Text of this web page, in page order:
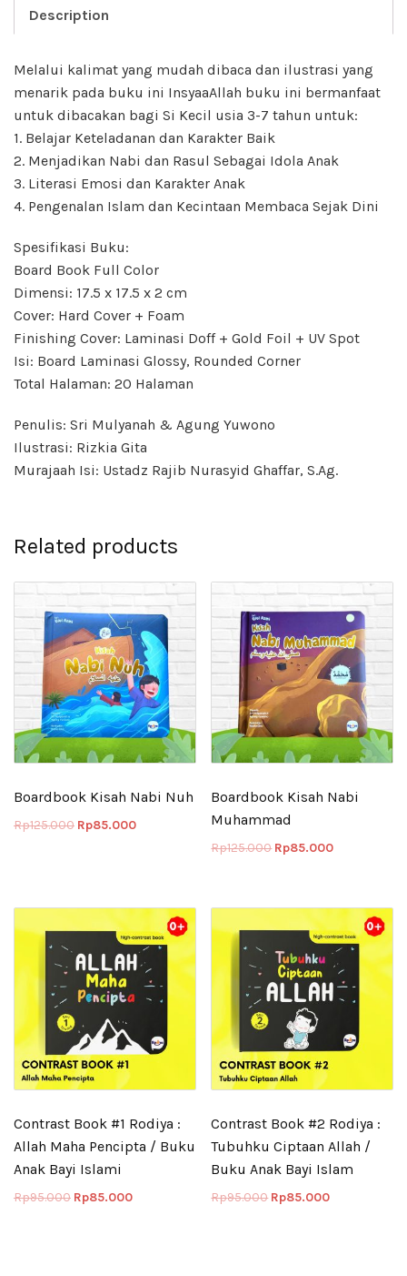
Description
Melalui kalimat yang mudah dibaca dan ilustrasi yang
menarik pada buku ini InsyaaAllah buku ini bermanfaat
untuk dibacakan bagi Si Kecil usia 3-7 tahun untuk:
1. Belajar Keteladanan dan Karakter Baik
2. Menjadikan Nabi dan Rasul Sebagai Idola Anak
3. Literasi Emosi dan Karakter Anak
4. Pengenalan Islam dan Kecintaan Membaca Sejak Dini
Spesifikasi Buku:
Board Book Full Color
Dimensi: 17.5 x 17.5 x 2 cm
Cover: Hard Cover + Foam
Finishing Cover: Laminasi Doff + Gold Foil + UV Spot
Isi: Board Laminasi Glossy, Rounded Corner
Total Halaman: 20 Halaman
Penulis: Sri Mulyanah & Agung Yuwono
Ilustrasi: Rizkia Gita
Murajaah Isi: Ustadz Rajib Nurasyid Ghaffar, S.Ag.
Related products
Boardbook Kisah Nabi Nuh
Rp125.000 Rp85.000
Boardbook Kisah Nabi
Muhammad
Rp125.000 Rp85.000
Contrast Book #1 Rodiya :
Allah Maha Pencipta / Buku
Anak Bayi Islami
Rp95.000 Rp85.000
Contrast Book #2 Rodiya :
Tubuhku Ciptaan Allah /
Buku Anak Bayi Islam
Rp95.000 Rp85.000